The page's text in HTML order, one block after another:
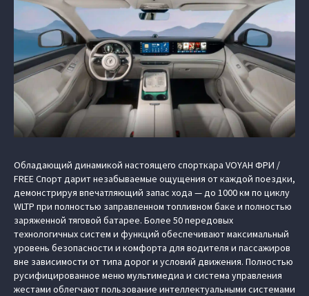
Обладающий динамикой настоящего спорткара VOYAH ФРИ /
FREE Спорт дарит незабываемые ощущения от каждой поездки,
демонстрируя впечатляющий запас хода — до 1000 км по циклу
WLTP при полностью заправленном топливном баке и полностью
заряженной тяговой батарее. Более 50 передовых
технологичных систем и функций обеспечивают максимальный
уровень безопасности и комфорта для водителя и пассажиров
вне зависимости от типа дорог и условий движения. Полностью
русифицированное меню мультимедиа и система управления
жестами облегчают пользование интеллектуальными системами